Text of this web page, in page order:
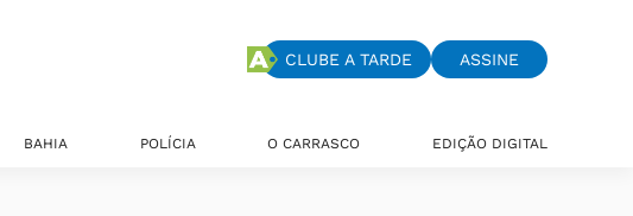
CLUBE A TARDE ASSINE
BAHIA POLÍCIA O CARRASCO EDIÇÃO DIGITAL